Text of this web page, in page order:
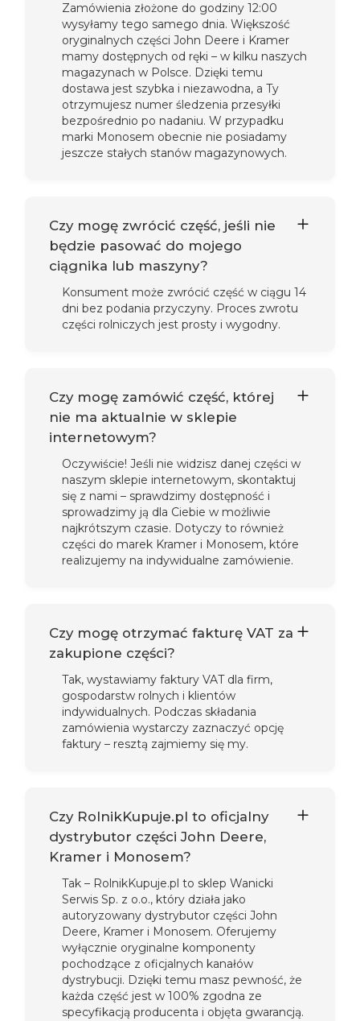
Zamówienia złożone do godziny 12:00
wysyłamy tego samego dnia. Większość
oryginalnych części John Deere i Kramer
mamy dostępnych od ręki – w kilku naszych
magazynach w Polsce. Dzięki temu
dostawa jest szybka i niezawodna, a Ty
otrzymujesz numer śledzenia przesyłki
bezpośrednio po nadaniu. W przypadku
marki Monosem obecnie nie posiadamy
jeszcze stałych stanów magazynowych.
Czy mogę zwrócić część, jeśli nie
będzie pasować do mojego
ciągnika lub maszyny?
Konsument może zwrócić część w ciągu 14
dni bez podania przyczyny. Proces zwrotu
części rolniczych jest prosty i wygodny.
Czy mogę zamówić część, której
nie ma aktualnie w sklepie
internetowym?
Oczywiście! Jeśli nie widzisz danej części w
naszym sklepie internetowym, skontaktuj
się z nami – sprawdzimy dostępność i
sprowadzimy ją dla Ciebie w możliwie
najkrótszym czasie. Dotyczy to również
części do marek Kramer i Monosem, które
realizujemy na indywidualne zamówienie.
Czy mogę otrzymać fakturę VAT za
zakupione części?
Tak, wystawiamy faktury VAT dla firm,
gospodarstw rolnych i klientów
indywidualnych. Podczas składania
zamówienia wystarczy zaznaczyć opcję
faktury – resztą zajmiemy się my.
Czy RolnikKupuje.pl to oficjalny
dystrybutor części John Deere,
Kramer i Monosem?
Tak – RolnikKupuje.pl to sklep Wanicki
Serwis Sp. z o.o., który działa jako
autoryzowany dystrybutor części John
Deere, Kramer i Monosem. Oferujemy
wyłącznie oryginalne komponenty
pochodzące z oficjalnych kanałów
dystrybucji. Dzięki temu masz pewność, że
każda część jest w 100% zgodna ze
specyfikacją producenta i objęta gwarancją.